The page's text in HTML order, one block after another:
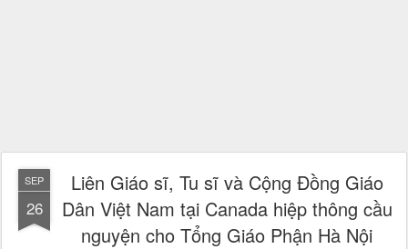
SEP
26
Liên Giáo sĩ, Tu sĩ và Cộng Đồng Giáo
Dân Việt Nam tại Canada hiệp thông cầu
nguyện cho Tổng Giáo Phận Hà Nội